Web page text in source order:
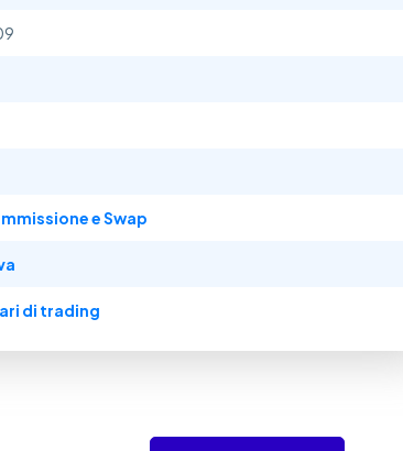
e Swap
di trading